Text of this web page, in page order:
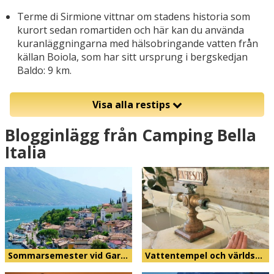
Terme di Sirmione vittnar om stadens historia som
kurort sedan romartiden och här kan du använda
kuranläggningarna med hälsobringande vatten från
källan Boiola, som har sitt ursprung i bergskedjan
Baldo: 9 km.
Visa alla restips
Blogginlägg från Camping Bella
Italia
Sommarsemester vid Gar… Vattentempel och världs…